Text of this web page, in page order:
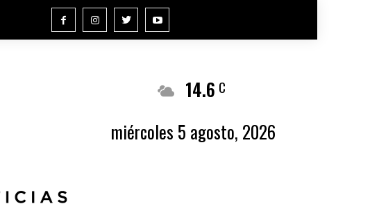
14.6 C
miércoles 5 agosto, 2026